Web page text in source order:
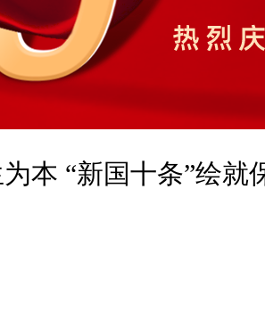
本 “新国十条”绘就